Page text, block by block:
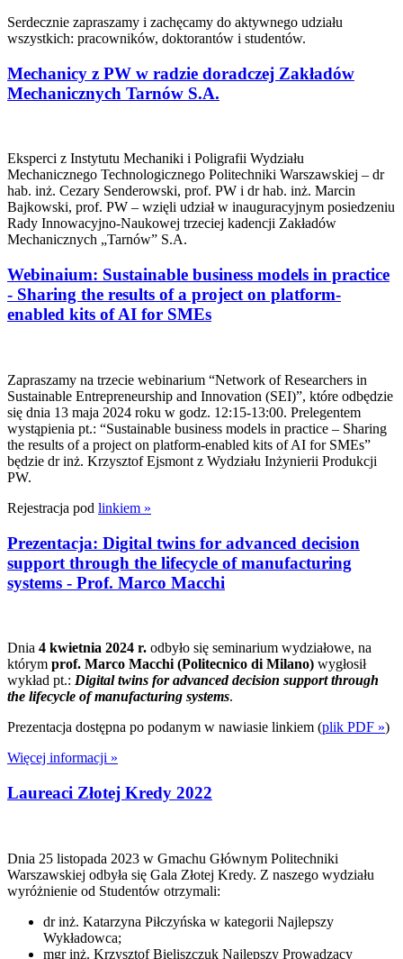
Serdecznie zapraszamy i zachęcamy do aktywnego udziału
wszystkich: pracowników, doktorantów i studentów.
Mechanicy z PW w radzie doradczej Zakładów
Mechanicznych Tarnów S.A.
Eksperci z Instytutu Mechaniki i Poligrafii Wydziału
Mechanicznego Technologicznego Politechniki Warszawskiej – dr
hab. inż. Cezary Senderowski, prof. PW i dr hab. inż. Marcin
Bajkowski, prof. PW – wzięli udział w inauguracyjnym posiedzeniu
Rady Innowacyjno-Naukowej trzeciej kadencji Zakładów
Mechanicznych „Tarnów” S.A.
Webinaium: Sustainable business models in practice
- Sharing the results of a project on platform-
enabled kits of AI for SMEs
Zapraszamy na trzecie webinarium “Network of Researchers in
Sustainable Entrepreneurship and Innovation (SEI)”, które odbędzie
się dnia 13 maja 2024 roku w godz. 12:15-13:00. Prelegentem
wystąpienia pt.: “Sustainable business models in practice – Sharing
the results of a project on platform-enabled kits of AI for SMEs”
będzie dr inż. Krzysztof Ejsmont z Wydziału Inżynierii Produkcji
PW.
Rejestracja pod linkiem »
Prezentacja: Digital twins for advanced decision
support through the lifecycle of manufacturing
systems - Prof. Marco Macchi
Dnia 4 kwietnia 2024 r. odbyło się seminarium wydziałowe, na
którym prof. Marco Macchi (Politecnico di Milano) wygłosił
wykład pt.: Digital twins for advanced decision support through
the lifecycle of manufacturing systems.
Prezentacja dostępna po podanym w nawiasie linkiem (plik PDF »)
Więcej informacji »
Laureaci Złotej Kredy 2022
Dnia 25 listopada 2023 w Gmachu Głównym Politechniki
Warszawskiej odbyła się Gala Złotej Kredy. Z naszego wydziału
wyróżnienie od Studentów otrzymali:
dr inż. Katarzyna Piłczyńska w kategorii Najlepszy
Wykładowca;
mgr inż. Krzysztof Bieliszczuk Najlepszy Prowadzący